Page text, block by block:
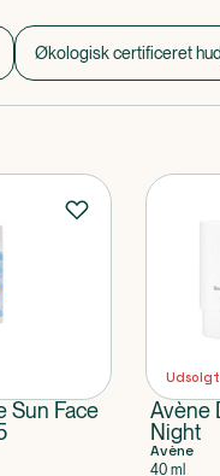
Økologisk certificeret
Sun Face
Udsolgt
Avène
Night
Avène
40 ml